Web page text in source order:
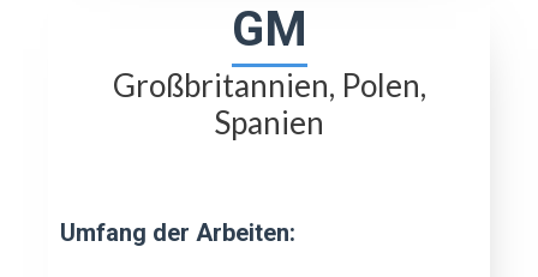
GM
Großbritannien, Polen,
Spanien
Umfang der Arbeiten: